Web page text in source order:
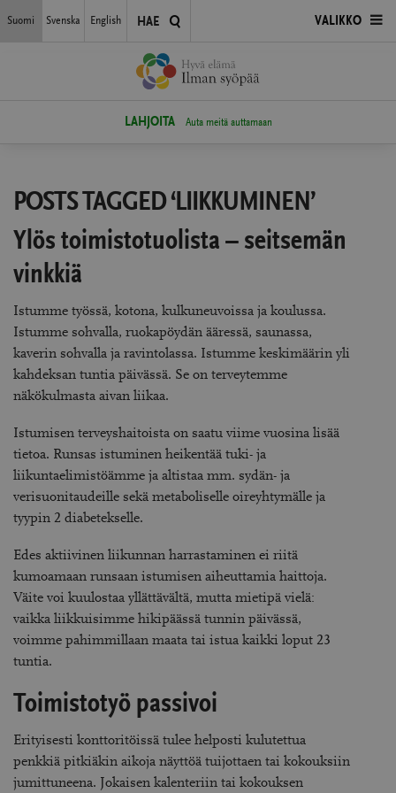
LAHJOITA Auta meitä auttamaan
Suomi Svenska English HAE AVAA
VALIKKO
POSTS TAGGED ‘LIIKKUMINEN’
Ylös toimistotuolista – seitsemän
vinkkiä
Istumme työssä, kotona, kulkuneuvoissa ja koulussa.
Istumme sohvalla, ruokapöydän ääressä, saunassa,
kaverin sohvalla ja ravintolassa. Istumme keskimäärin yli
kahdeksan tuntia päivässä. Se on terveytemme
näkökulmasta aivan liikaa.
Istumisen terveyshaitoista on saatu viime vuosina lisää
tietoa. Runsas istuminen heikentää tuki- ja
liikuntaelimistöämme ja altistaa mm. sydän- ja
verisuonitaudeille sekä metaboliselle oireyhtymälle ja
tyypin 2 diabetekselle.
Edes aktiivinen liikunnan harrastaminen ei riitä
kumoamaan runsaan istumisen aiheuttamia haittoja.
Väite voi kuulostaa yllättävältä, mutta mietipä vielä:
vaikka liikkuisimme hikipäässä tunnin päivässä,
voimme pahimmillaan maata tai istua kaikki loput 23
tuntia.
Toimistotyö passivoi
Erityisesti konttoritöissä tulee helposti kulutettua
penkkiä pitkiäkin aikoja näyttöä tuijottaen tai kokouksiin
jumittuneena. Jokaisen kalenteriin tai kokouksen